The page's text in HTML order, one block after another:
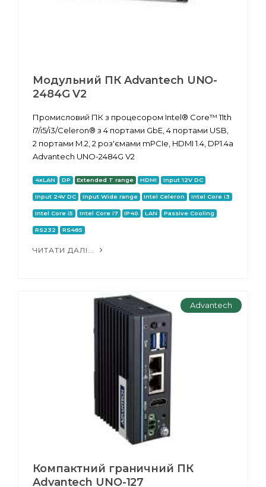
Модульний ПК Advantech UNO-
2484G V2
Промисловий ПК з процесором Intel® Core™ 11th
i7/i5/i3/Celeron® з 4 портами GbE, 4 портами USB,
2 портами M.2, 2 роз'ємами mPCIe, HDMI 1.4, DP1.4a
Advantech UNO-2484G V2
4xLAN DP Extended T range HDMI Input 12V DC
Input 24V DC Input Wide range Intel Celeron Intel Core i3
Intel Core i5 Intel Core i7 IP40 LAN Passive Cooling
RS232 RS485
ЧИТАТИ ДАЛІ...
Advantech
Компактний граничний ПК
Advantech UNO-127